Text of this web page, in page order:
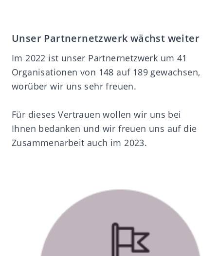
Unser Partnernetzwerk wächst weiter
Im 2022 ist unser Partnernetzwerk um 41
Organisationen von 148 auf 189 gewachsen,
worüber wir uns sehr freuen.
Für dieses Vertrauen wollen wir uns bei
Ihnen bedanken und wir freuen uns auf die
Zusammenarbeit auch im 2023.